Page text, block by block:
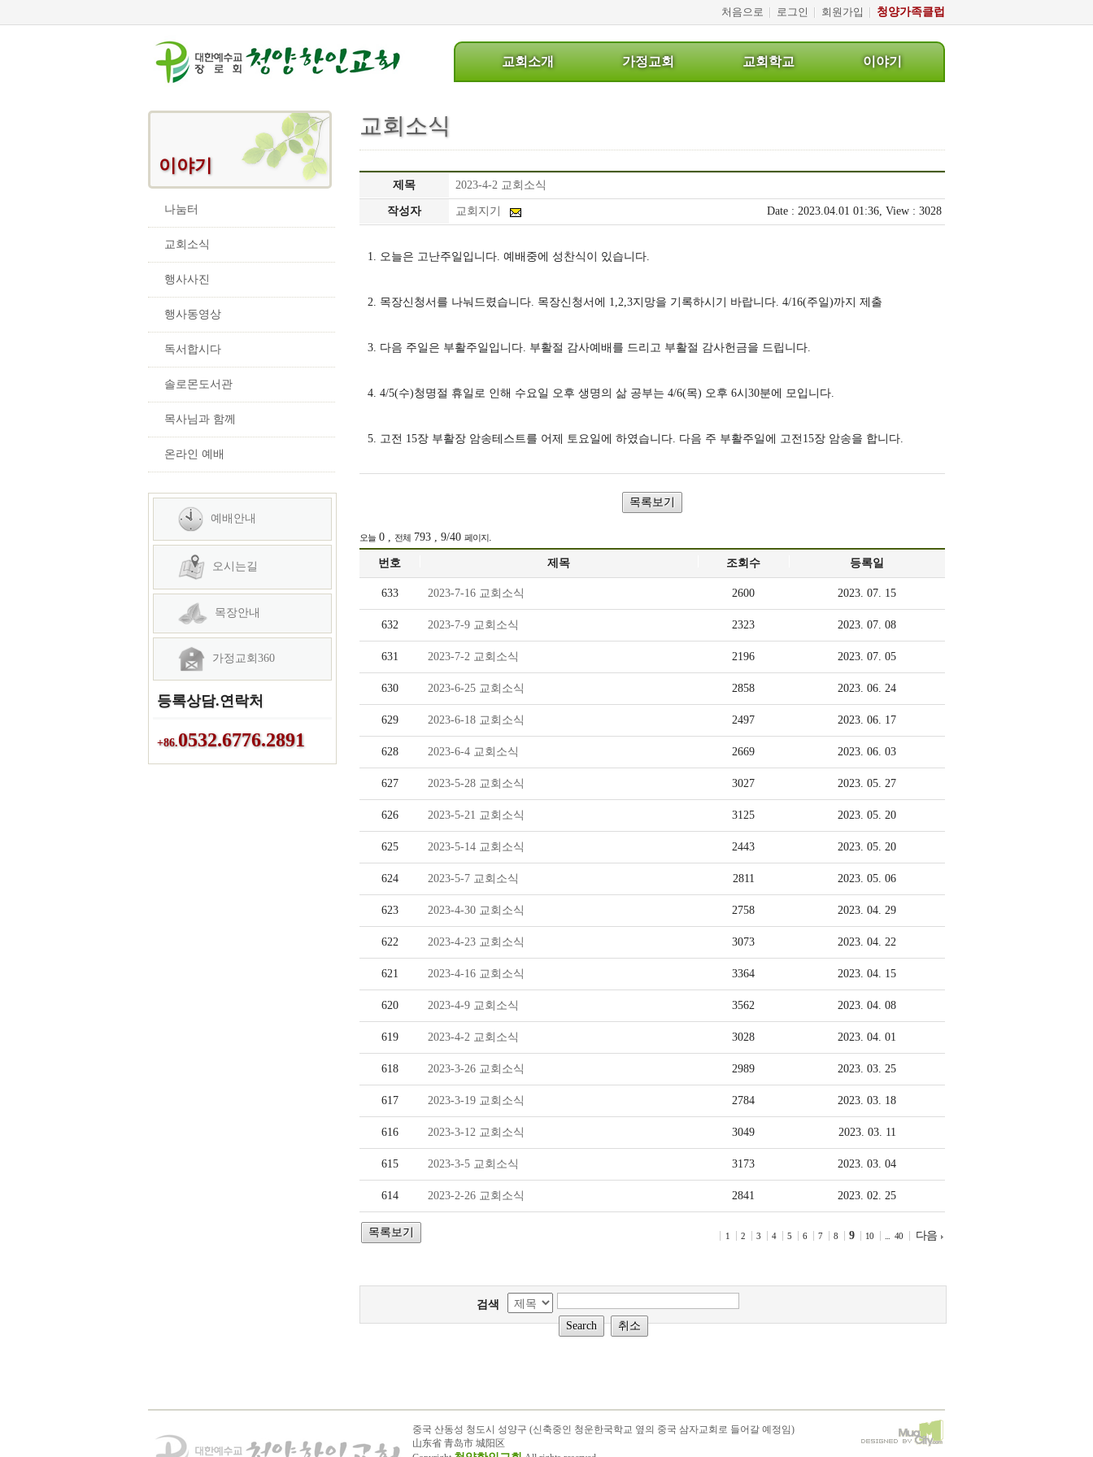
처음으로 로그인 회원가입 청양가족클럽
교회소개
개
연
목
사
역
자
소
개
예
배
안
내
오
시
는
길
목
회
자
코
너
교
설
기
가정교회
안
의
리
정
교
회
360
교회학교
부
청
부
이야기
교
식
진
행
영
상
서
합
시
다
솔
로
몬
도
서
목
사
님
과
함
예
이야기
나눔터
교회소식
행사사진
행사동영상
독서합시다
솔로몬도서관
목사님과 함께
온라인 예배
예배안내
오시는길
목장안내
가정교회360
등록상담.연락처
+86.0532.6776.2891
교회소식
제목 2023-4-2 교회소식
작성자 교회지기 Date : 2023.04.01 01:36, View : 3028
1. 오늘은 고난주일입니다. 예배중에 성찬식이 있습니다.
2. 목장신청서를 나눠드렸습니다. 목장신청서에 1,2,3지망을 기록하시기 바랍니다. 4/16(주일)까지 제출
3. 다음 주일은 부활주일입니다. 부활절 감사예배를 드리고 부활절 감사헌금을 드립니다.
4. 4/5(수)청명절 휴일로 인해 수요일 오후 생명의 삶 공부는 4/6(목) 오후 6시30분에 모입니다.
5. 고전 15장 부활장 암송테스트를 어제 토요일에 하였습니다. 다음 주 부활주일에 고전15장 암송을 합니다.
오늘0 , 전체 793 , 9/40 페이지 .
번호 제목 조회수 등록일
633 2023-7-16 교회소식 2600 2023. 07. 15
632 2023-7-9 교회소식 2323 2023. 07. 08
631 2023-7-2 교회소식 2196 2023. 07. 05
630 2023-6-25 교회소식 2858 2023. 06. 24
629 2023-6-18 교회소식 2497 2023. 06. 17
628 2023-6-4 교회소식 2669 2023. 06. 03
627 2023-5-28 교회소식 3027 2023. 05. 27
626 2023-5-21 교회소식 3125 2023. 05. 20
625 2023-5-14 교회소식 2443 2023. 05. 20
624 2023-5-7 교회소식 2811 2023. 05. 06
623 2023-4-30 교회소식 2758 2023. 04. 29
622 2023-4-23 교회소식 3073 2023. 04. 22
621 2023-4-16 교회소식 3364 2023. 04. 15
620 2023-4-9 교회소식 3562 2023. 04. 08
619 2023-4-2 교회소식 3028 2023. 04. 01
618 2023-3-26 교회소식 2989 2023. 03. 25
617 2023-3-19 교회소식 2784 2023. 03. 18
616 2023-3-12 교회소식 3049 2023. 03. 11
615 2023-3-5 교회소식 3173 2023. 03. 04
614 2023-2-26 교회소식 2841 2023. 02. 25
1 2 3 4 5 6 7 8 9 10 40 다음
검색
중국 산동성 청도시 성양구 (신축중인 청운한국학교 옆의 중국 삼자교회로 들어갈 예정임)
山东省 青岛市 城阳区